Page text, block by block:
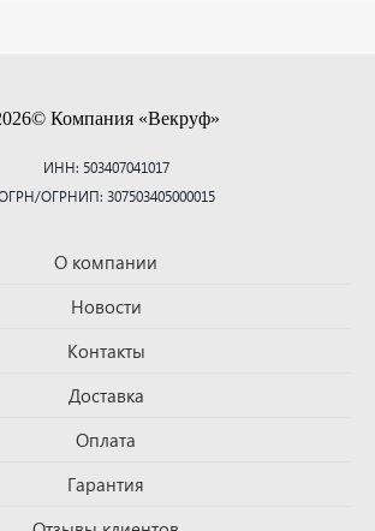
Компания «Векруф»
ИНН: 503407041017
ОГРНИП: 307503405000015
О компании
Новости
Контакты
Доставка
Оплата
Гарантия